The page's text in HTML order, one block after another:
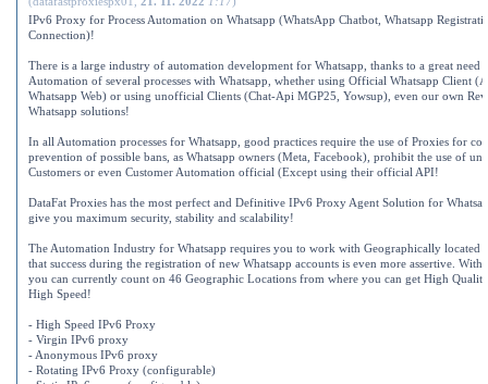
IPv6 Proxy for Process Automation on Whatsapp (WhatsApp Chatbot, Whatsapp
Connection)!
There is a large industry of automation development for Whatsapp, thanks to a great need
Automation of several processes with Whatsapp, whether using Official Whatsapp Client
Whatsapp Web) or using unofficial Clients (Chat-Api MGP25, Yowsup), even our own
Whatsapp solutions!
In all Automation processes for Whatsapp, good practices require the use of Proxies for
prevention of possible bans, as Whatsapp owners (Meta, Facebook), prohibit the use of
Customers or even Customer Automation official (Except using their official API!
DataFat Proxies has the most perfect and Definitive IPv6 Proxy Agent Solution for
give you maximum security, stability and scalability!
The Automation Industry for Whatsapp requires you to work with Geographically located
that success during the registration of new Whatsapp accounts is even more assertive. With
you can currently count on 46 Geographic Locations from where you can get High
High Speed!
- High Speed ​​IPv6 Proxy
- Virgin IPv6 proxy
- Anonymous IPv6 proxy
- Rotating IPv6 Proxy (configurable)